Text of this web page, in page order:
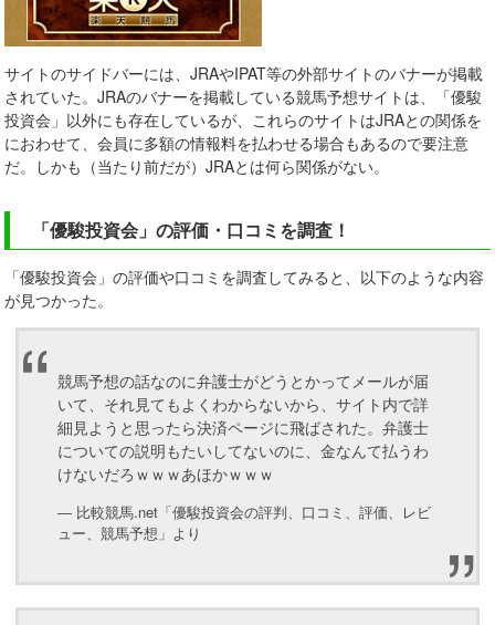
サイトのサイドバーには、JRAやIPAT等の外部サイトのバナーが掲載
されていた。JRAのバナーを掲載している競馬予想サイトは、「優駿
投資会」以外にも存在しているが、これらのサイトはJRAとの関係を
におわせて、会員に多額の情報料を払わせる場合もあるので要注意
だ。しかも（当たり前だが）JRAとは何ら関係がない。
「優駿投資会」の評価・口コミを調査！
「優駿投資会」の評価や口コミを調査してみると、以下のような内容
が見つかった。
競馬予想の話なのに弁護士がどうとかってメールが届
いて、それ見てもよくわからないから、サイト内で詳
細見ようと思ったら決済ページに飛ばされた。弁護士
についての説明もたいしてないのに、金なんて払うわ
けないだろｗｗｗあほかｗｗｗ
― 比較競馬.net「優駿投資会の評判、口コミ、評価、レビ
ュー、競馬予想」より